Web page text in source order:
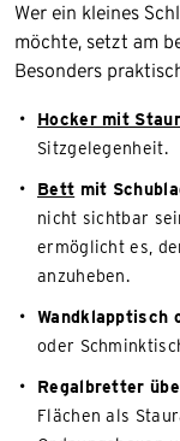
Wer ein kleines
möchte, setzt am
Besonders
Hocker mit
Sitzgelegenheit.
Bett mit
nicht sichtbar
ermöglicht es,
anzuheben.
Wandklapptisch
oder
Regalbretter
Flächen als